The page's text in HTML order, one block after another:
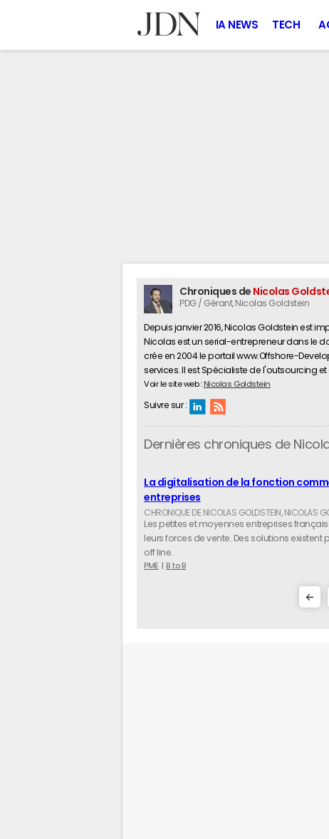
IA NEWS TECH
Chroniques de Nicolas
PDG / Gérant, Nicolas Goldstein
Depuis janvier 2016, Nicolas Goldstein est
Nicolas est un serial-entrepreneur dans le
crée en 2004 le portail www.Offshore-
services. Il est Spécialiste de l'outsourcing
Voir le site web :Nicolas Goldstein
Suivre sur :
Dernières chroniques de
La digitalisation de la fonction
entreprises
Les petites et moyennes entreprises
leurs forces de vente. Des solutions
off line.
PME
B to B